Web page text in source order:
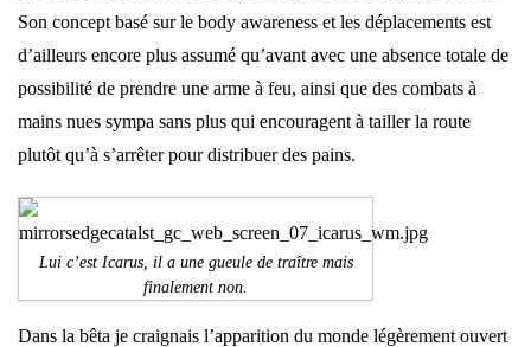
Son concept basé sur le body awareness et les déplacements est
d’ailleurs encore plus assumé qu’avant avec une absence totale de
possibilité de prendre une arme à feu, ainsi que des combats à
mains nues sympa sans plus qui encouragent à tailler la route
plutôt qu’à s’arrêter pour distribuer des pains.
Lui c’est Icarus, il a une gueule de traître mais
finalement non.
Dans la bêta je craignais l’apparition du monde légèrement ouvert